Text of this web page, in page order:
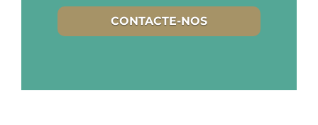
CONTACTE-NOS